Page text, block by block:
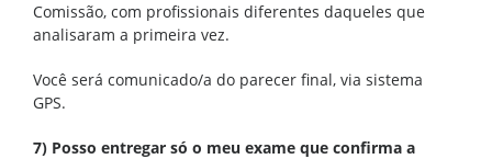
Comissão, com profissionais diferentes daqueles que
analisaram a primeira vez.
Você será comunicado/a do parecer final, via sistema
GPS.
7) Posso entregar só o meu exame que confirma a